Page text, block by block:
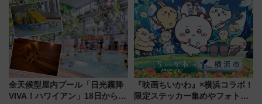
全天候型屋内プール「日光霧降
VIVA！ハワイアン」18日から営
『映画ちいかわ』×横浜コラボ！
限定ステッカー集めやフォトス